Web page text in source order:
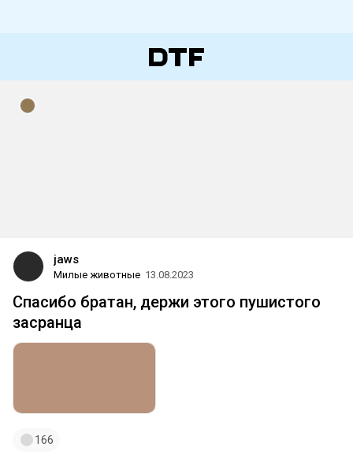
jaws
Милые животные 13.08.2023
Спасибо братан, держи этого пушистого
засранца
166